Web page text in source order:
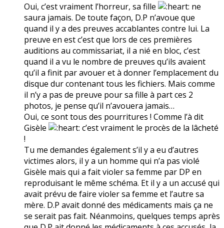
Oui, c’est vraiment l’horreur, sa fille
ne
saura jamais. De toute façon, D.P n’avoue que
quand il y a des preuves accablantes contre lui. La
preuve en est c’est que lors de ces premières
auditions au commissariat, il a nié en bloc, c’est
quand il a vu le nombre de preuves qu’ils avaient
qu’il a finit par avouer et à donner l’emplacement du
disque dur contenant tous les fichiers. Mais comme
il n’y a pas de preuve pour sa fille à part ces 2
photos, je pense qu’il n’avouera jamais…
Oui, ce sont tous des pourritures ! Comme l’à dit
Gisèle
c’est vraiment le procès de la lâcheté
!
Tu me demandes également s’il y a eu d’autres
victimes alors, il y a un homme qui n’a pas violé
Gisèle mais qui a fait violer sa femme par DP en
reproduisant le même schéma. Et il y a un accusé qui
avait prévu de faire violer sa femme et l’autre sa
mère. D.P avait donné des médicaments mais ça ne
se serait pas fait. Néanmoins, quelques temps après